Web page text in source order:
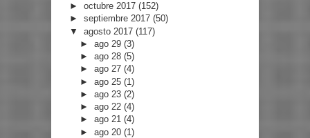
► octubre 2017 (152)
► septiembre 2017 (50)
▼ agosto 2017 (117)
►ago 29(3)
►ago 28(5)
►ago 27(4)
►ago 25(1)
►ago 23(2)
►ago 22(4)
►ago 21(4)
►ago 20(1)